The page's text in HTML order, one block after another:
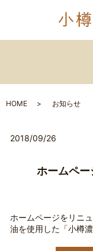
HOME お知らせ
2018/09/26
ホームペー
ホームページをリニ
油を使用した「小樽